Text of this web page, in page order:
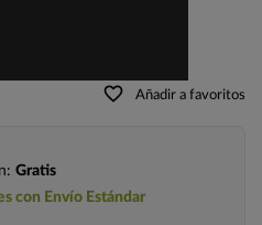
favorite_border Añadir a favoritos
Gratis
con Envío Estándar